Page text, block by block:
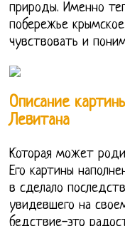
природы. Именно
побережье
чувствовать и
Описание
Левитана
Которая может
Его картины
в сделало
увидевшего на
бедствие-это